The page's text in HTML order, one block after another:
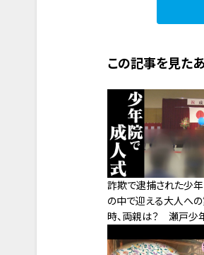
この記事を見た
詐欺で逮捕された少年
の中で迎える大人への
時、両親は？ 瀬戸少
ー